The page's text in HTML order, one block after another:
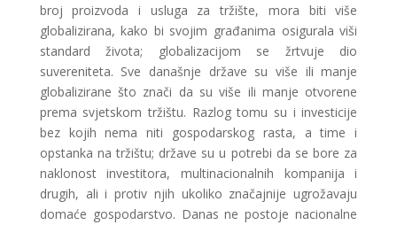
broj proizvoda i usluga za tržište, mora biti više
globalizirana, kako bi svojim građanima osigurala viši
standard života; globalizacijom se žrtvuje dio
suvereniteta. Sve današnje države su više ili manje
globalizirane što znači da su više ili manje otvorene
prema svjetskom tržištu. Razlog tomu su i investicije
bez kojih nema niti gospodarskog rasta, a time i
opstanka na tržištu; države su u potrebi da se bore za
naklonost investitora, multinacionalnih kompanija i
drugih, ali i protiv njih ukoliko značajnije ugrožavaju
domaće gospodarstvo. Danas ne postoje nacionalne